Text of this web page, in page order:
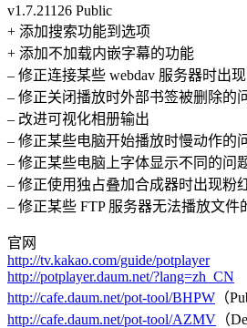
v1.7.21126 Public
+ 添加搜索功能到选项
+ 添加不加载内嵌字幕的功能
– 修正连接某些 webdav 服务器时出
– 修正关闭播放时外部书签被删除的
– 改进可视化相册输出
– 修正某些电脑开始播放时慢动作的
– 修正某些电脑上字体显示不同的问
– 修正使用独占叠加合成器时出现粉
– 修正某些 FTP 服务器无法播放文件
官网
http://tv.kakao.com/guide/potplayer
http://potplayer.daum.net/?lang=zh_CN
http://cafe.daum.net/pot-tool/BHPW （
http://cafe.daum.net/pot-tool/AZMV （